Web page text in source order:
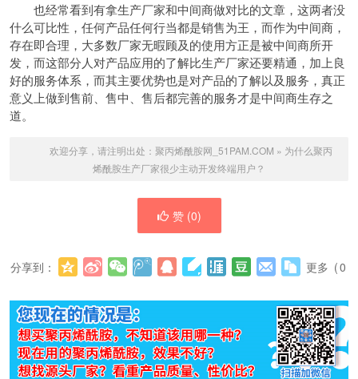
也经常看到有拿生产厂家和中间商做对比的文章，这两者没
什么可比性，任何产品任何行当都是销售为王，而作为中间商，
存在即合理，大多数厂家无暇顾及的使用方正是被中间商所开
发，而这部分人对产品应用的了解比生产厂家还要精通，加上良
好的服务体系，而其主要优势也是对产品的了解以及服务，真正
意义上做到售前、售中、售后都完善的服务才是中间商生存之
道。
欢迎分享，请注明出处： 聚丙烯酰胺网_51PAM.COM » 为什么聚丙
烯酰胺生产厂家很少主动开发终端用户？
赞 (0)
分享到： 更多 (0